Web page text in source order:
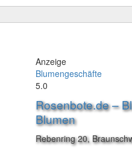
Anzeige
Blumengeschäfte
5.0
Rosenbote.de –
Blumen
Rebenring 20,